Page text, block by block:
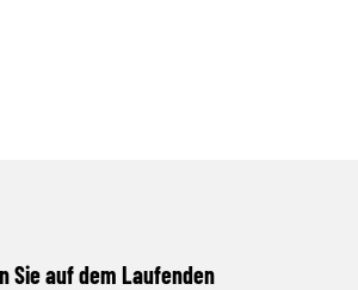
Sie auf dem Laufenden